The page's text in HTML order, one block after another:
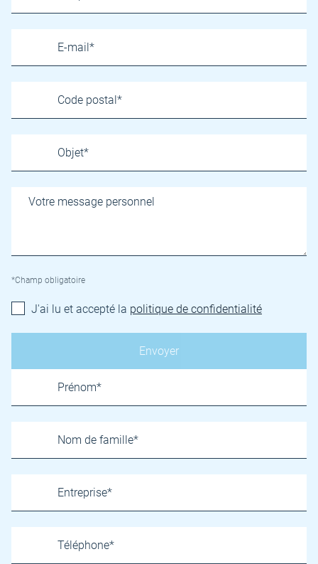
*Champ obligatoire
J'ai lu et accepté la politique de confidentialité